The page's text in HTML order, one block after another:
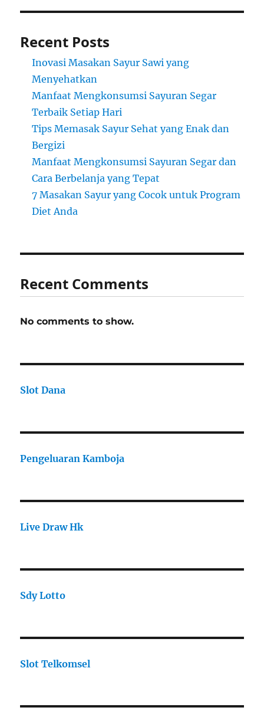
Recent Posts
Inovasi Masakan Sayur Sawi yang
Menyehatkan
Manfaat Mengkonsumsi Sayuran Segar
Terbaik Setiap Hari
Tips Memasak Sayur Sehat yang Enak dan
Bergizi
Manfaat Mengkonsumsi Sayuran Segar dan
Cara Berbelanja yang Tepat
7 Masakan Sayur yang Cocok untuk Program
Diet Anda
Recent Comments
No comments to show.
Slot Dana
Pengeluaran Kamboja
Live Draw Hk
Sdy Lotto
Slot Telkomsel